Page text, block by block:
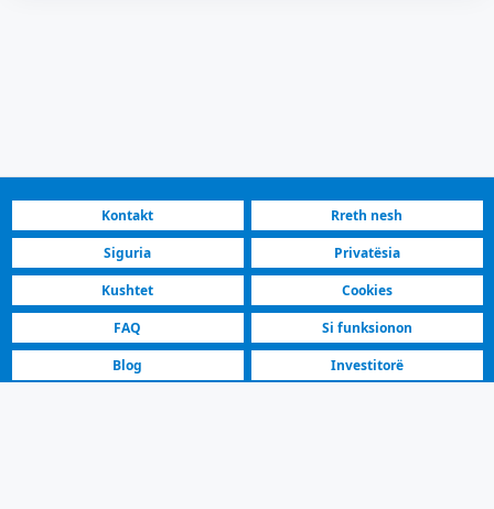
Kontakt
Rreth nesh
Siguria
Privatësia
Kushtet
Cookies
FAQ
Si funksionon
Blog
Investitorë